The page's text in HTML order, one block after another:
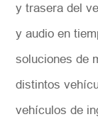
y trasera del
y audio en
soluciones de
distintos
vehículos de